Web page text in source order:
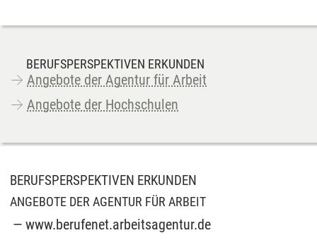
BERUFSPERSPEKTIVEN ERKUNDEN
Angebote der Agentur für Arbeit
Angebote der Hochschulen
BERUFSPERSPEKTIVEN ERKUNDEN
ANGEBOTE DER AGENTUR FÜR ARBEIT
www.berufenet.arbeitsagentur.de